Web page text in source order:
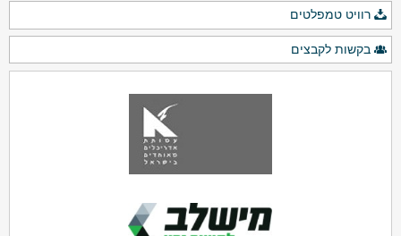
רוויט טמפלטים
בקשות לקבצים